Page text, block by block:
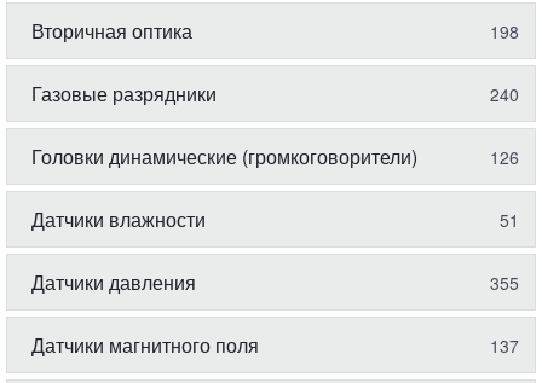
Вторичная оптика 198
Газовые разрядники 240
Головки динамические (громкоговорители) 126
Датчики влажности 51
Датчики давления 355
Датчики магнитного поля 137